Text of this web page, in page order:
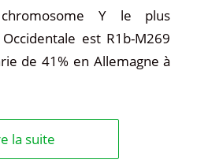
chromosome Y le plus
est R1b-M269
de 41% en Allemagne à
la suite